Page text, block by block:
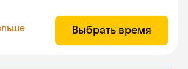
Выбрать время